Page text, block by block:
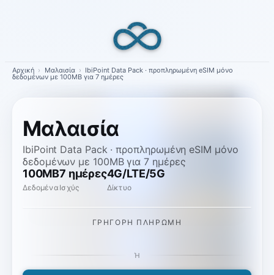
Αρχική › Μαλαισία › IbiPoint Data Pack · προπληρωμένη eSIM μόνο
δεδομένων με 100MB για 7 ημέρες
Μαλαισία
IbiPoint Data Pack · προπληρωμένη eSIM μόνο
δεδομένων με 100MB για 7 ημέρες
100MB
Δεδομένα
7 ημέρες
Ισχύς
4G/LTE/5G
Δίκτυο
ΓΡΉΓΟΡΗ ΠΛΗΡΩΜΉ
Ή